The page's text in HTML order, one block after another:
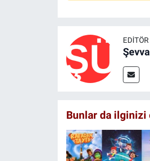
Bunlar da ilginizi